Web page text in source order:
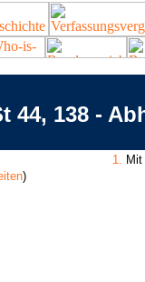
44, 138 -
)
1.